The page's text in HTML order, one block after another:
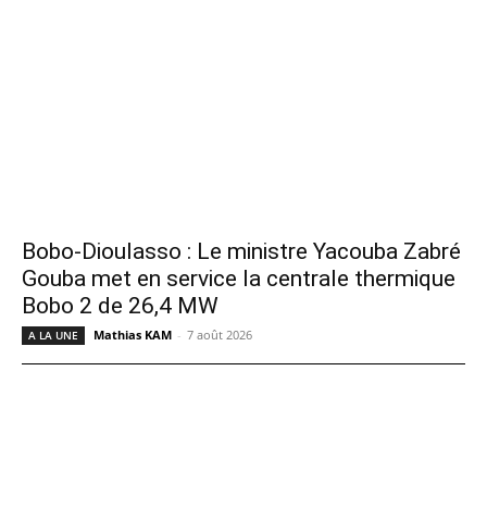
Bobo-Dioulasso : Le ministre Yacouba Zabré
Gouba met en service la centrale thermique
Bobo 2 de 26,4 MW
A LA UNE Mathias KAM - 7 août 2026